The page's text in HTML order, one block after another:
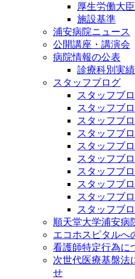
厚生労働大
施設基準
浦安病院ニュース
公開講座・講演会
病院情報の公表
診療科別実績
スタッフブログ
スタッフブロ
スタッフブロ
スタッフブロ
スタッフブロ
スタッフブロ
スタッフブロ
スタッフブロ
スタッフブロ
スタッフブロ
スタッフブロ
順天堂大学浦安病
エコホスピタルへ
看護師特定行為に
次世代医療基盤法
せ